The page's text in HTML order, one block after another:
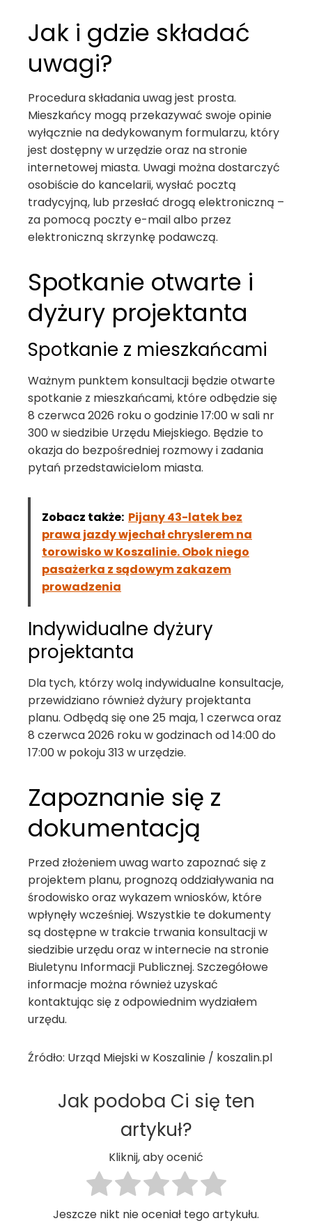
Jak i gdzie składać
uwagi?
Procedura składania uwag jest prosta.
Mieszkańcy mogą przekazywać swoje opinie
wyłącznie na dedykowanym formularzu, który
jest dostępny w urzędzie oraz na stronie
internetowej miasta. Uwagi można dostarczyć
osobiście do kancelarii, wysłać pocztą
tradycyjną, lub przesłać drogą elektroniczną –
za pomocą poczty e-mail albo przez
elektroniczną skrzynkę podawczą.
Spotkanie otwarte i
dyżury projektanta
Spotkanie z mieszkańcami
Ważnym punktem konsultacji będzie otwarte
spotkanie z mieszkańcami, które odbędzie się
8 czerwca 2026 roku o godzinie 17:00 w sali nr
300 w siedzibie Urzędu Miejskiego. Będzie to
okazja do bezpośredniej rozmowy i zadania
pytań przedstawicielom miasta.
Zobacz także: Pijany 43-latek bez
prawa jazdy wjechał chryslerem na
torowisko w Koszalinie. Obok niego
pasażerka z sądowym zakazem
prowadzenia
Indywidualne dyżury
projektanta
Dla tych, którzy wolą indywidualne konsultacje,
przewidziano również dyżury projektanta
planu. Odbędą się one 25 maja, 1 czerwca oraz
8 czerwca 2026 roku w godzinach od 14:00 do
17:00 w pokoju 313 w urzędzie.
Zapoznanie się z
dokumentacją
Przed złożeniem uwag warto zapoznać się z
projektem planu, prognozą oddziaływania na
środowisko oraz wykazem wniosków, które
wpłynęły wcześniej. Wszystkie te dokumenty
są dostępne w trakcie trwania konsultacji w
siedzibie urzędu oraz w internecie na stronie
Biuletynu Informacji Publicznej. Szczegółowe
informacje można również uzyskać
kontaktując się z odpowiednim wydziałem
urzędu.
Źródło: Urząd Miejski w Koszalinie / koszalin.pl
Jak podoba Ci się ten
artykuł?
Kliknij, aby ocenić
Jeszcze nikt nie oceniał tego artykułu.